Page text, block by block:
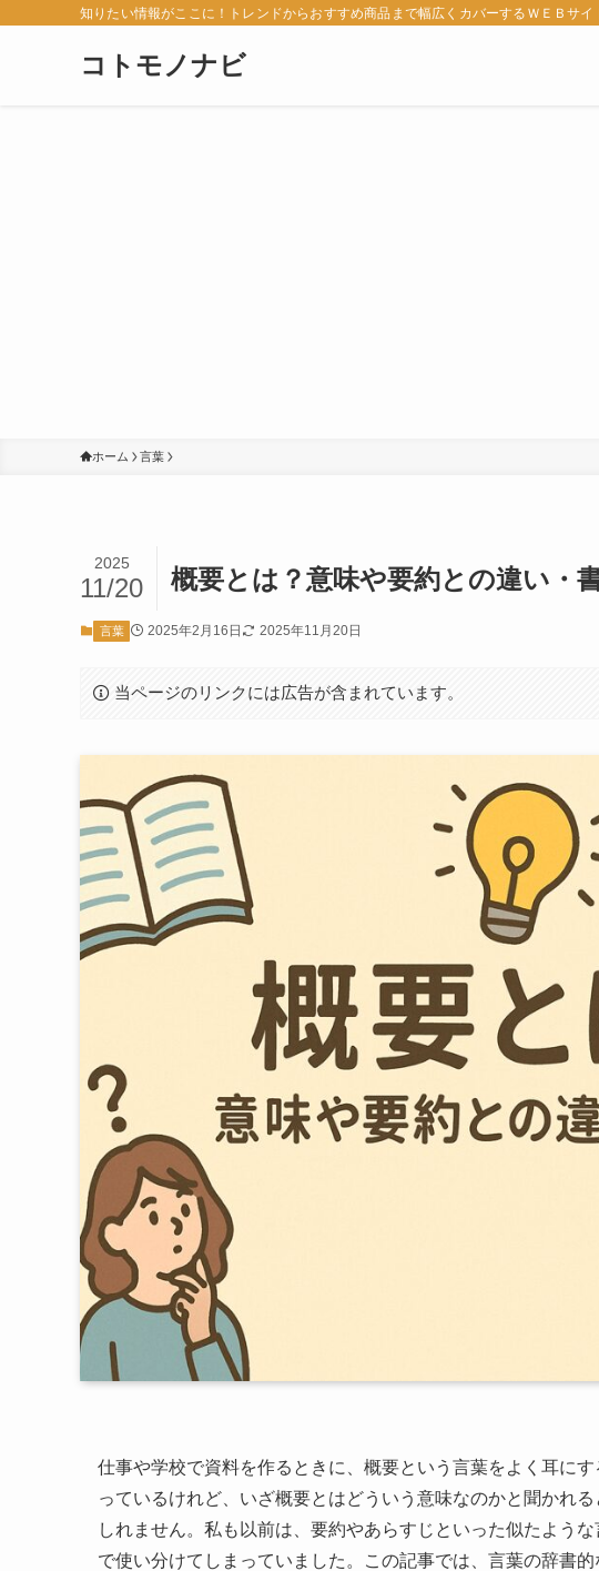
知りたい情報がここに！トレンドからおすすめ商品まで幅広くカバーするＷＥＢサイ
コトモノナビ
ホーム 言葉
概要とは？意味や要約との違い・
2025
11/20
言葉 2025年2月16日 2025年11月20日
当ページのリンクには広告が含まれています。
仕事や学校で資料を作るときに、概要という言葉をよく耳に
っているけれど、いざ概要とはどういう意味なのかと聞かれ
しれません。私も以前は、要約やあらすじといった似たよう
で使い分けてしまっていました。この記事では、言葉の辞書